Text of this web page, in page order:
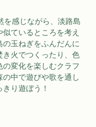
を感じながら、淡路島
ているところを考え
玉ねぎをふんだんに
き火でつくったり、色
の変化を楽しむクラフ
の中で遊びや歌を通し
り遊ぼう！